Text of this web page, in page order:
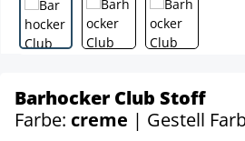
Barhocker Club Stoff
Farbe: creme | Gestell